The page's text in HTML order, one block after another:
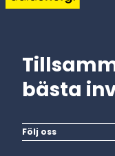
bästa
Följ oss